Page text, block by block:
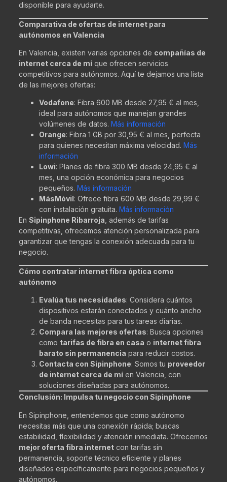
disponible para ayudarte.
Comparativa de ofertas de internet para
autónomos en Valencia
En Valencia, existen varias opciones de compañías de
internet cerca de míque ofrecen servicios
competitivos para autónomos. Aquí te dejamos una lista
de las mejores ofertas:
Vodafone: Fibra 600 MB desde 27,95 € al mes,
ideal para autónomos que manejan grandes
volúmenes de datos. Más información
Orange: Fibra 1 GB por 30,95 € al mes, perfecta
para quienes necesitan máxima velocidad. Más
información
Lowi: Planes de fibra 300 MB desde 24,95 € al
mes, una opción económica para negocios
pequeños. Más información
MásMóvil: Ofrece fibra 600 MB desde 29,99 €
con instalación gratuita. Más información
En Sipinphone Ribarroja , además de tarifas
competitivas, ofrecemos atención personalizada para
garantizar que tengas la conexión adecuada para tu
negocio.
Cómo contratar internet fibra óptica como
autónomo
Evalúa tus necesidades: Considera cuántos
dispositivos estarán conectados y cuánto ancho
de banda necesitas para tus tareas diarias.
Compara las mejores ofertas: Busca opciones
como tarifas de fibra en casa o internet fibra
barato sin permanencia para reducir costos.
Contacta con Sipinphone: Somos tu proveedor
de internet cerca de míen Valencia, con
soluciones diseñadas para autónomos.
Conclusión: Impulsa tu negocio con Sipinphone
En Sipinphone, entendemos que como autónomo
necesitas más que una conexión rápida; buscas
estabilidad, flexibilidad y atención inmediata. Ofrecemos
mejor oferta fibra internetcon tarifas sin
permanencia, soporte técnico eficiente y planes
diseñados específicamente para negocios pequeños y
autónomos.